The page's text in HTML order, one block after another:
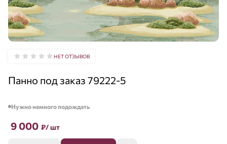
НЕТ ОТЗЫВОВ
Панно под заказ 79222-5
Нужно немного подождать
9 000 ₽/ шт